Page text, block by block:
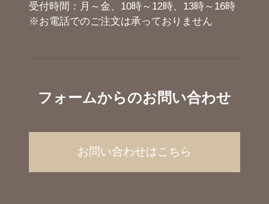
受付時間：月～金、10時～12時、13時～16時
※お電話でのご注文は承っておりません
フォームからのお問い合わせ
お問い合わせはこちら